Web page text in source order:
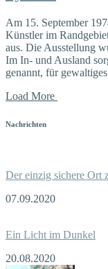
Am 15. September
Künstler im
aus. Die Ausstellung
Im In- und Ausland
genannt, für
Load More
Nachrichten
Der einzig sichere Ort
07.09.2020
Ein Licht im Dunkel
20.08.2020